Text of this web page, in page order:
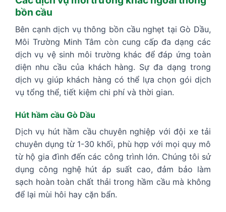
bồn cầu
Bên cạnh dịch vụ thông bồn cầu nghẹt tại Gò Dầu,
Môi Trường Minh Tâm còn cung cấp đa dạng các
dịch vụ vệ sinh môi trường khác để đáp ứng toàn
diện nhu cầu của khách hàng. Sự đa dạng trong
dịch vụ giúp khách hàng có thể lựa chọn gói dịch
vụ tổng thể, tiết kiệm chi phí và thời gian.
Hút hầm cầu Gò Dầu
Dịch vụ hút hầm cầu chuyên nghiệp với đội xe tải
chuyên dụng từ 1-30 khối, phù hợp với mọi quy mô
từ hộ gia đình đến các công trình lớn. Chúng tôi sử
dụng công nghệ hút áp suất cao, đảm bảo làm
sạch hoàn toàn chất thải trong hầm cầu mà không
để lại mùi hôi hay cặn bẩn.